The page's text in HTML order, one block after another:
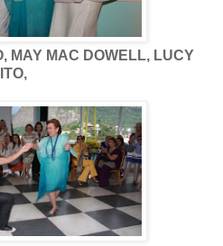
MAY MAC DOWELL, LUCY